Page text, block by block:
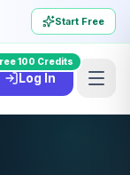
Start Free
100 Credits
Log In
a free